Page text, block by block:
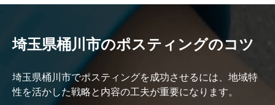
埼玉県桶川市のポスティングのコツ
埼玉県桶川市でポスティングを成功させるには、地域特
性を活かした戦略と内容の工夫が重要になります。